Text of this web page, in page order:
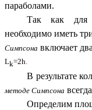
параболами.
Так как для
необходимо иметь
Симпсона включает
Lk=2h.
В результате
методе Симпсона
Определим